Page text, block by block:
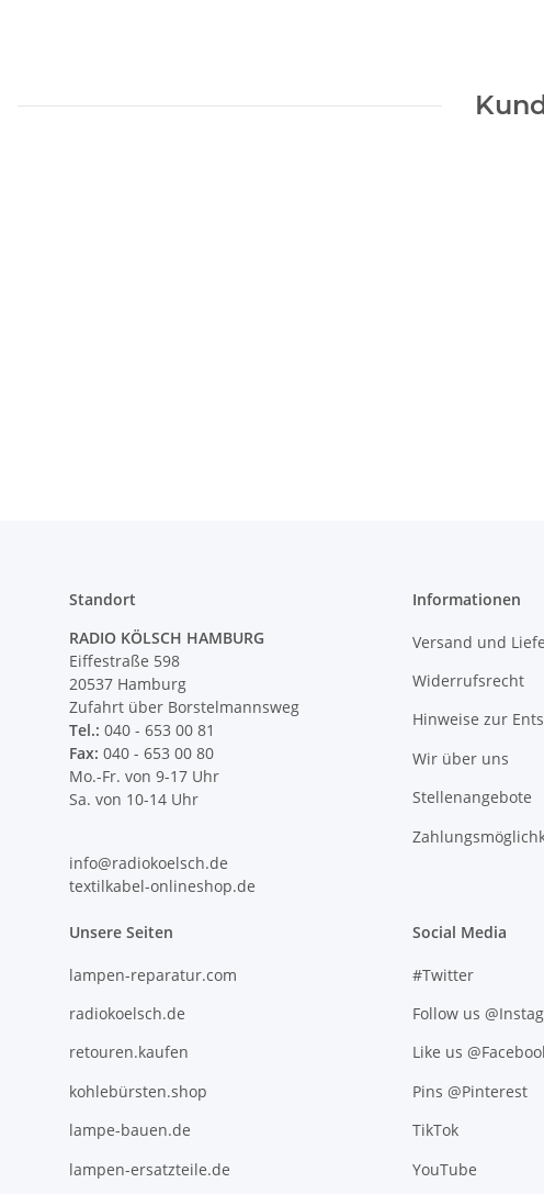
Standort
RADIO KÖLSCH HAMBURG
Eiffestraße 598
20537 Hamburg
Zufahrt über Borstelmannsweg
Tel.: 040 - 653 00 81
Fax: 040 - 653 00 80
Mo.-Fr. von 9-17 Uhr
Sa. von 10-14 Uhr
info@radiokoelsch.de
textilkabel-onlineshop.de
Informationen
Versand und
Widerrufsrecht
Hinweise zur
Wir über uns
Stellenangebote
Unsere Seiten
lampen-reparatur.com
radiokoelsch.de
retouren.kaufen
kohlebürsten.shop
lampe-bauen.de
lampen-ersatzteile.de
Social Media
#Twitter
Follow us
Like us
Pins @Pinterest
TikTok
YouTube